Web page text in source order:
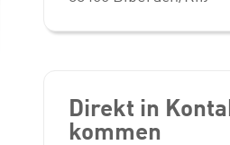
Direkt in
kommen